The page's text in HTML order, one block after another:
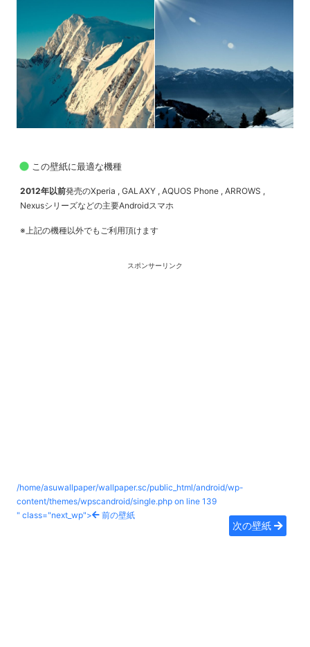
この壁紙に最適な機種
2012年以前発売のXperia , GALAXY , AQUOS Phone , ARROWS ,
Nexusシリーズなどの主要Androidスマホ
※上記の機種以外でもご利用頂けます
スポンサーリンク
/home/asuwallpaper/wallpaper.sc/public_html/android/wp-
content/themes/wpscandroid/single.php on line 139
" class="next_wp">
前の壁紙
次の壁紙